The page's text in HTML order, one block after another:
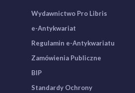
Wydawnictwo Pro Libris
e-Antykwariat
Regulamin e-Antykwariatu
Zamówienia Publiczne
BIP
Standardy Ochrony